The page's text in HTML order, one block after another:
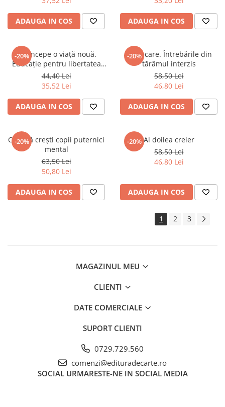
ADAUGA IN COS ADAUGA IN COS
-20%
Azi începe o viață nouă.
Educație pentru libertatea
financiară
44,40 Lei
35,52 Lei
ADAUGA IN COS
-20%
Vindecare. Întrebările din
tărâmul interzis
58,50 Lei
46,80 Lei
ADAUGA IN COS
-20%
Cum să crești copii puternici
mental
63,50 Lei
50,80 Lei
ADAUGA IN COS
-20% Al doilea creier
58,50 Lei
46,80 Lei
ADAUGA IN COS
1 2 3
MAGAZINUL MEU
CLIENTI
DATE COMERCIALE
SUPORT CLIENTI
0729.729.560
comenzi@edituradecarte.ro
SOCIAL URMARESTE-NE IN SOCIAL MEDIA